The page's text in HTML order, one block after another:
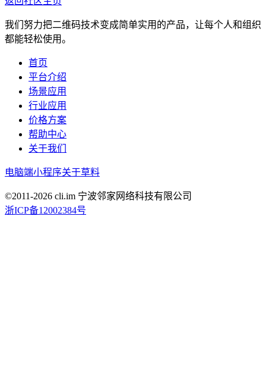
我们努力把二维码技术变成简单实用的产品，让每个人和组织
都能轻松使用。
首页
平台介绍
场景应用
行业应用
价格方案
帮助中心
关于我们
电脑端小程序关于草料
©2011-2026 cli.im 宁波邻家网络科技有限公司
浙ICP备12002384号